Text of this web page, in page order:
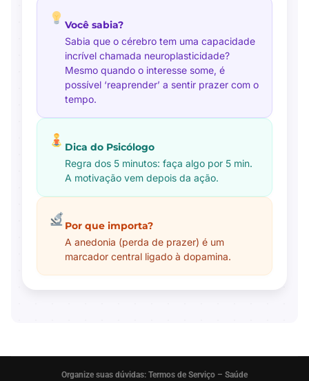
Você sabia?
Sabia que o cérebro tem uma capacidade
incrível chamada neuroplasticidade?
Mesmo quando o interesse some, é
possível ‘reaprender’ a sentir prazer com o
tempo.
Dica do Psicólogo
Regra dos 5 minutos: faça algo por 5 min.
A motivação vem depois da ação.
Por que importa?
A anedonia (perda de prazer) é um
marcador central ligado à dopamina.
Organize suas dúvidas: Termos de Serviço – Saúde